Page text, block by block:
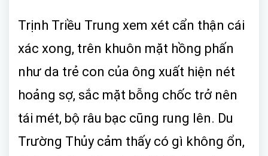
Trịnh Triều Trung xem xét cẩn thận cái
xác xong, trên khuôn mặt hồng phấn
như da trẻ con của ông xuất hiện nét
hoảng sợ, sắc mặt bỗng chốc trở nên
tái mét, bộ râu bạc cũng rung lên. Du
Trường Thủy cảm thấy có gì không ổn,